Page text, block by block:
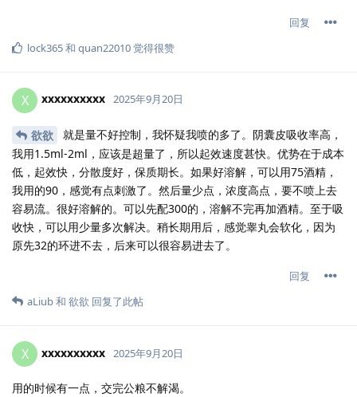
回复
lock365和 quan22010觉得很赞
X xxxxxxxxxx 2025年9月20日
欲欲
就是量不好控制，我怀疑我喷的多了。阴囊皮吸收率高，
我用1.5ml-2ml，应该是超量了，所以起效速度甚快。优势在于成本
低，起效快，分散度好，保质期长。如果好溶解，可以用75酒精，
我用的90，感觉有点刺激了。然后量少点，浓度高点，要不喷上去
容易流。很好溶解的。可以先配300的，溶解不完再加酒精。至于吸
收快，可以用少量多次解决。稍长期用后，感觉睾丸会软化，因为
原先32的环进不去，后来可以很容易进去了。
回复
aLiub和 欲欲 回复了此帖
X xxxxxxxxxx 2025年9月20日
用的时候有一点，交完公粮不解渴。